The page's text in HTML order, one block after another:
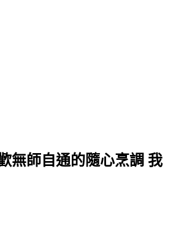
無師自通的隨心烹調 我